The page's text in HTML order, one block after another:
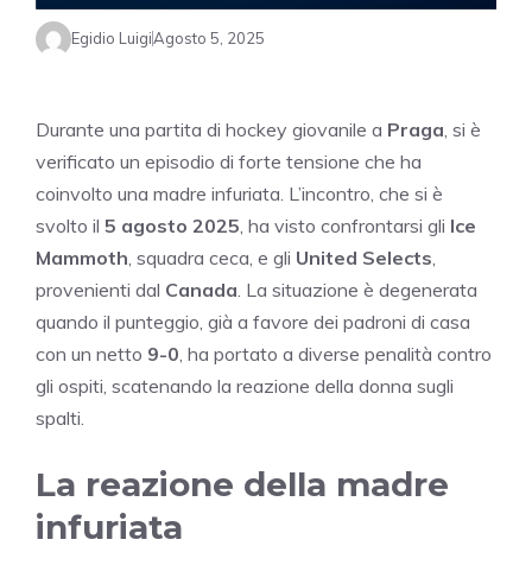
Egidio LuigiAgosto 5, 2025
Durante una partita di hockey giovanile a Praga , si è
verificato un episodio di forte tensione che ha
coinvolto una madre infuriata. L’incontro, che si è
svolto il 5 agosto 2025 , ha visto confrontarsi gli Ice
Mammoth , squadra ceca, e gli United Selects
provenienti dal Canada . La situazione è degenerata
quando il punteggio, già a favore dei padroni di casa
con un netto 9-0 , ha portato a diverse penalità contro
gli ospiti, scatenando la reazione della donna sugli
spalti.
La reazione della madre
infuriata